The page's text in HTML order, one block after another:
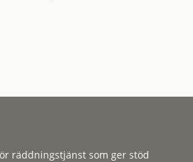
räddningstjänst som ger stöd